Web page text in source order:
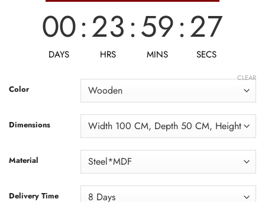
00
DAYS
:23
HRS
:59
MINS
:25
SECS
Color
Dimensions
Material
Delivery Time
CLEAR